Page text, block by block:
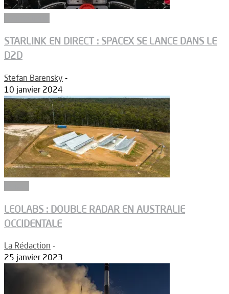
STARLINK EN DIRECT : SPACEX SE LANCE DANS LE
D2D
Stefan Barensky -
10 janvier 2024
LEOLABS : DOUBLE RADAR EN AUSTRALIE
OCCIDENTALE
La Rédaction -
25 janvier 2023